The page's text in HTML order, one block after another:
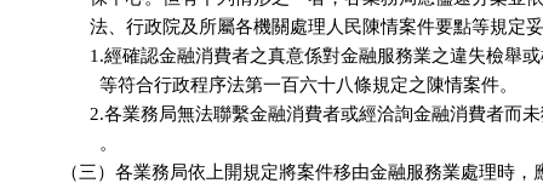
法、行政院及所屬各機關處理人民陳情案件要點等規定
1.經確認金融消費者之真意係對金融服務業之違失檢舉
                  等符合行政程序法第一百六十八條規定之陳情案件。
2.各業務局無法聯繫金融消費者或經洽詢金融消費者而
                  。
（三）各業務局依上開規定將案件移由金融服務業處理時